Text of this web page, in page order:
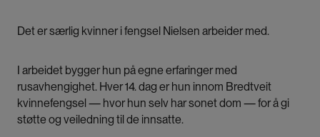
Det er særlig kvinner i fengsel Nielsen arbeider med.
I arbeidet bygger hun på egne erfaringer med
rusavhengighet. Hver 14. dag er hun innom Bredtveit
kvinnefengsel — hvor hun selv har sonet dom — for å gi
støtte og veiledning til de innsatte.